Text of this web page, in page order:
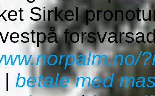
Sirkel
| betale med